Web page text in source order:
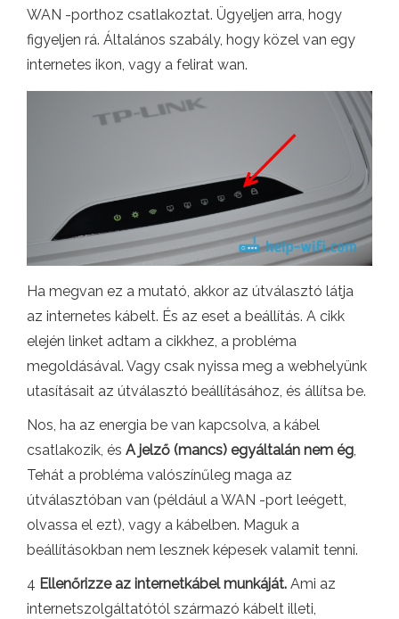
WAN -porthoz csatlakoztat. Ügyeljen arra, hogy
figyeljen rá. Általános szabály, hogy közel van egy
internetes ikon, vagy a felirat wan.
Ha megvan ez a mutató, akkor az útválasztó látja
az internetes kábelt. És az eset a beállítás. A cikk
elején linket adtam a cikkhez, a probléma
megoldásával. Vagy csak nyissa meg a webhelyünk
utasításait az útválasztó beállításához, és állítsa be.
Nos, ha az energia be van kapcsolva, a kábel
csatlakozik, és A jelző (mancs) egyáltalán nem ég,
Tehát a probléma valószínűleg maga az
útválasztóban van (például a WAN -port leégett,
olvassa el ezt), vagy a kábelben. Maguk a
beállításokban nem lesznek képesek valamit tenni.
4 Ellenőrizze az internetkábel munkáját. Ami az
internetszolgáltatótól származó kábelt illeti,